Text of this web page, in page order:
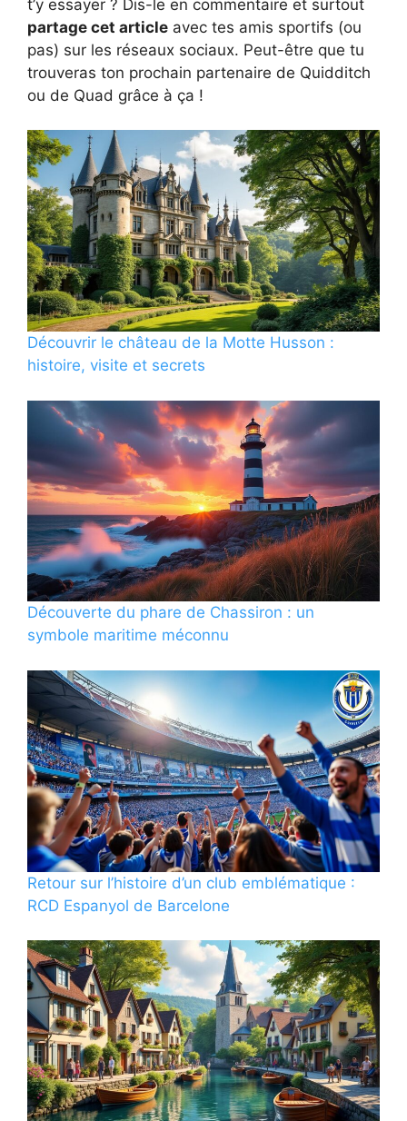
t’y essayer ? Dis-le en commentaire et surtout
partage cet article avec tes amis sportifs (ou
pas) sur les réseaux sociaux. Peut-être que tu
trouveras ton prochain partenaire de Quidditch
ou de Quad grâce à ça !
Découvrir le château de la Motte Husson :
histoire, visite et secrets
Découverte du phare de Chassiron : un
symbole maritime méconnu
Retour sur l’histoire d’un club emblématique :
RCD Espanyol de Barcelone